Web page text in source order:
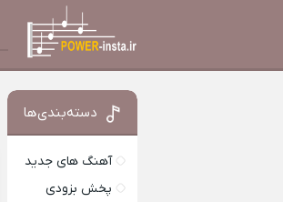
دسته‌بندی‌ها
آهنگ های جدید
پخش بزودی